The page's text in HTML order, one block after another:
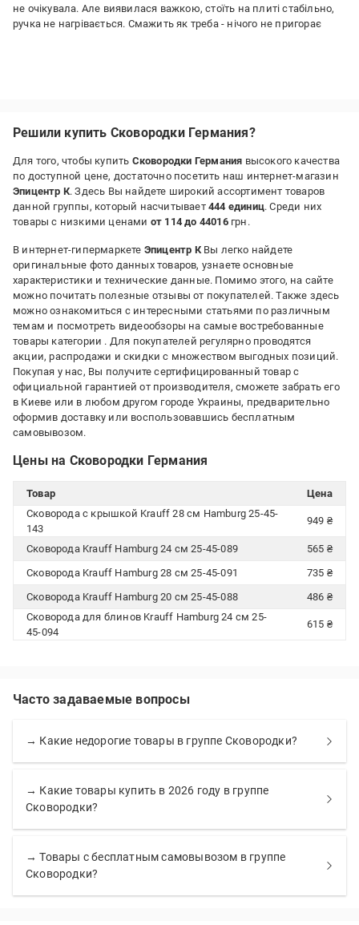
не очікувала. Але виявилася важкою, стоїть на плиті стабільно,
ручка не нагрівається. Смажить як треба - нічого не пригорає
Решили купить Сковородки Германия?
Для того, чтобы купить Сковородки Германия высокого качества
по доступной цене, достаточно посетить наш интернет-магазин
Эпицентр К. Здесь Вы найдете широкий ассортимент товаров
данной группы, который насчитывает 444 единиц. Среди них
товары с низкими ценами от 114 до 44016грн.
В интернет-гипермаркете Эпицентр КВы легко найдете
оригинальные фото данных товаров, узнаете основные
характеристики и технические данные. Помимо этого, на сайте
можно почитать полезные отзывы от покупателей. Также здесь
можно ознакомиться с интересными статьями по различным
темам и посмотреть видеообзоры на самые востребованные
товары категории . Для покупателей регулярно проводятся
акции, распродажи и скидки с множеством выгодных позиций.
Покупая у нас, Вы получите сертифицированный товар с
официальной гарантией от производителя, сможете забрать его
в Киеве или в любом другом городе Украины, предварительно
оформив доставку или воспользовавшись бесплатным
самовывозом.
Цены на Сковородки Германия
Товар
Цена
Сковорода с крышкой Krauff 28 см Hamburg 25-45-
143
949 ₴
Сковорода Krauff Hamburg 24 см 25-45-089
565 ₴
Сковорода Krauff Hamburg 28 см 25-45-091
735 ₴
Сковорода Krauff Hamburg 20 см 25-45-088
486 ₴
Сковорода для блинов Krauff Hamburg 24 см 25-
45-094
615 ₴
Часто задаваемые вопросы
→ Какие недорогие товары в группе Сковородки?
→ Какие товары купить в 2026 году в группе
Сковородки?
→ Товары с бесплатным самовывозом в группе
Сковородки?